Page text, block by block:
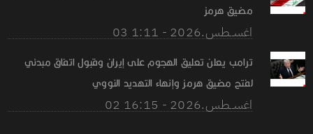
مضيق هرمز
03 اغســطس.2026 - 1:11
ترامب يعلن تعليق الهجوم على إيران وقبول اتفاق مبدئي
لفتح مضيق هرمز وإنهاء التهديد النووي
02 اغســطس.2026 - 16:15